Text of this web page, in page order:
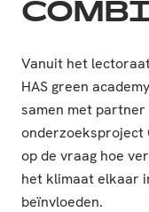
Vanuit het
HAS green
samen met
onderzoeksproject
op de vraag hoe
het klimaat elkaar
beïnvloeden.